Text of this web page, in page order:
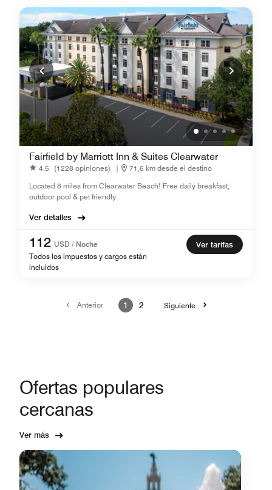
Fairfield by Marriott Inn & Suites Clearwater
4.5 (1228 opiniones) |
71,6 km desde el destino
Located 8 miles from Clearwater Beach! Free daily breakfast,
outdoor pool & pet friendly.
Ver detalles
112 USD / Noche
Todos los impuestos y cargos están
incluidos
Ver tarifas
Anterior 1 2 Siguiente
Ofertas populares
cercanas
Ver más